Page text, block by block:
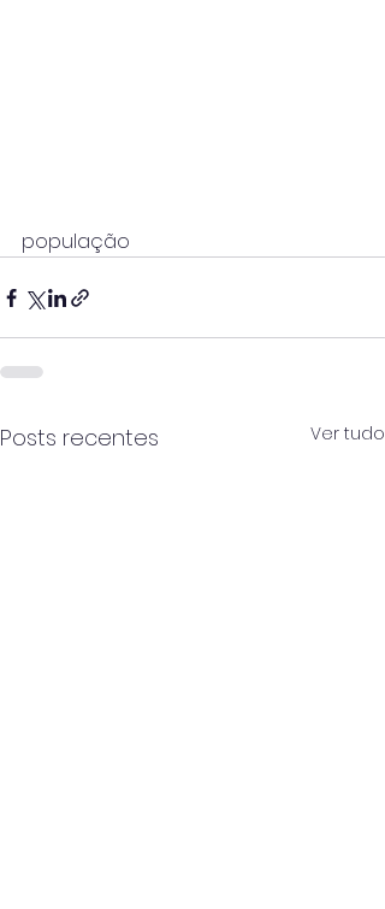
população
Posts recentes Ver tudo